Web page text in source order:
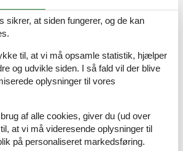
sikrer, at siden fungerer, og de kan
til, at vi må opsamle statistik, hjælper
og udvikle siden. I så fald vil der blive
oplysninger til vores
af alle cookies, giver du (ud over
at vi må videresende oplysninger til
på personaliseret markedsføring.